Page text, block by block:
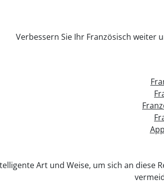
Verbessern Sie Ihr Französisch weiter
Art und Weise, um sich an diese